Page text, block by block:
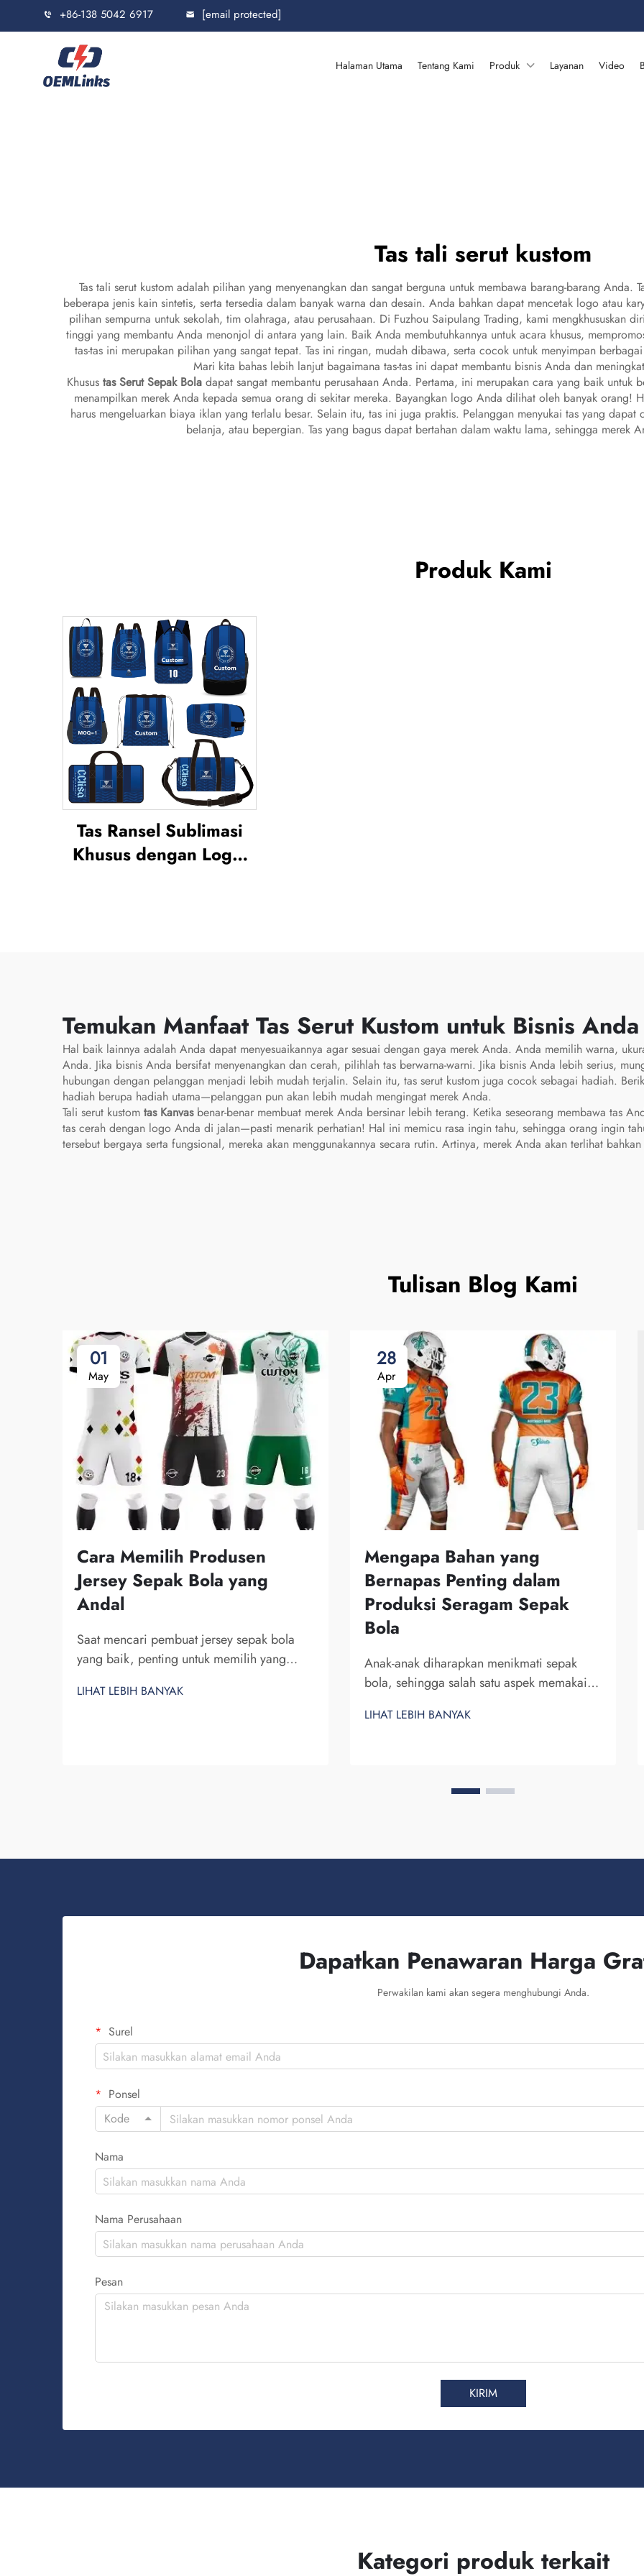
+86-138 5042 6917 [email protected]
Halaman Utama Tentang Kami Produk Layanan Video
Tas tali serut kustom
Tas tali serut kustom adalah pilihan yang menyenangkan dan sangat berguna untuk membawa barang-barang
beberapa jenis kain sintetis, serta tersedia dalam banyak warna dan desain. Anda bahkan dapat mencetak logo atau
pilihan sempurna untuk sekolah, tim olahraga, atau perusahaan. Di Fuzhou Saipulang Trading, kami mengkhususkan
tinggi yang membantu Anda menonjol di antara yang lain. Baik Anda membutuhkannya untuk acara khusus,
tas-tas ini merupakan pilihan yang sangat tepat. Tas ini ringan, mudah dibawa, serta cocok untuk menyimpan
Mari kita bahas lebih lanjut bagaimana tas-tas ini dapat membantu bisnis Anda dan
Khusus tas Serut Sepak Bola dapat sangat membantu perusahaan Anda. Pertama, ini merupakan cara yang baik untuk
menampilkan merek Anda kepada semua orang di sekitar mereka. Bayangkan logo Anda dilihat oleh banyak orang!
harus mengeluarkan biaya iklan yang terlalu besar. Selain itu, tas ini juga praktis. Pelanggan menyukai tas yang
belanja, atau bepergian. Tas yang bagus dapat bertahan dalam waktu lama, sehingga merek
Produk Kami
Tas Ransel Sublimasi
Khusus dengan Logo,
Sepatu
Temukan Manfaat Tas Serut Kustom untuk Bisnis Anda
Hal baik lainnya adalah Anda dapat menyesuaikannya agar sesuai dengan gaya merek Anda. Anda memilih warna,
Anda. Jika bisnis Anda bersifat menyenangkan dan cerah, pilihlah tas berwarna-warni. Jika bisnis Anda lebih serius,
hubungan dengan pelanggan menjadi lebih mudah terjalin. Selain itu, tas serut kustom juga cocok sebagai hadiah.
hadiah berupa hadiah utama—pelanggan pun akan lebih mudah mengingat merek Anda.
Tali serut kustom tas Kanvas benar-benar membuat merek Anda bersinar lebih terang. Ketika seseorang membawa tas
tas cerah dengan logo Anda di jalan—pasti menarik perhatian! Hal ini memicu rasa ingin tahu, sehingga orang ingin
tersebut bergaya serta fungsional, mereka akan menggunakannya secara rutin. Artinya, merek Anda akan terlihat
Tulisan Blog Kami
01
May
Cara Memilih Produsen
Jersey Sepak Bola yang
Andal
Saat mencari pembuat jersey sepak bola
yang baik, penting untuk memilih yang
dapat diandalkan dan mampu memproduksi
LIHAT LEBIH BANYAK
28
Apr
Mengapa Bahan yang
Bernapas Penting dalam
Produksi Seragam Sepak
Bola
Anak-anak diharapkan menikmati sepak
bola, sehingga salah satu aspek memakai
saya, hal penting mengenai bahan yang
LIHAT LEBIH BANYAK
Dapatkan Penawaran Harga
Perwakilan kami akan segera menghubungi Anda.
Surel
Ponsel
Kode
Nama
Nama Perusahaan
Pesan
KIRIM
Kategori produk terkait